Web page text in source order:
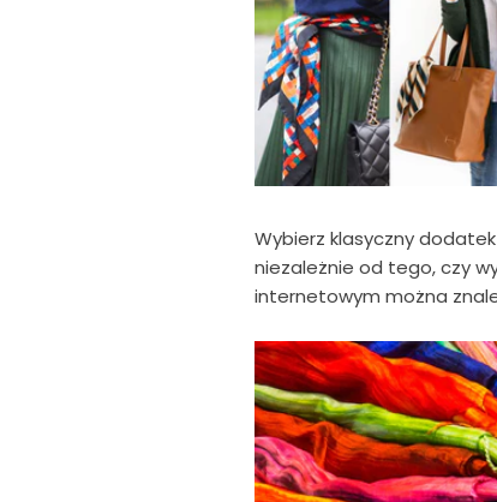
Wybierz klasyczny
niezależnie od tego, czy
internetowym można